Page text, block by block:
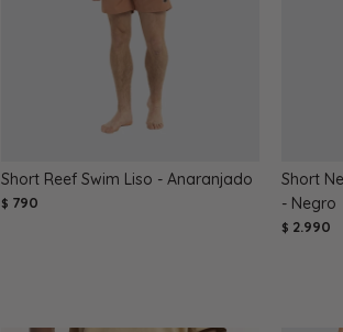
Short Reef Swim Liso - Anaranjado
$ 790
Short
- Negro
$ 2.990